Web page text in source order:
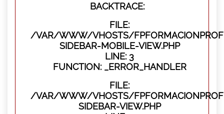
BACKTRACE:
FILE:
/VAR/WWW/VHOSTS/
SIDEBAR-MOBILE-VIEW.PHP
LINE: 3
FUNCTION: _ERROR_HANDLER
FILE:
/VAR/WWW/VHOSTS/
SIDEBAR-VIEW.PHP